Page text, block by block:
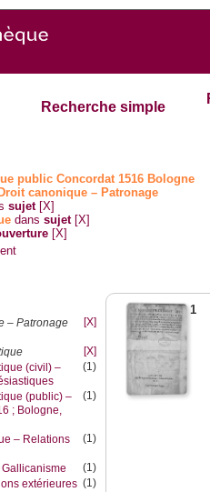
Recherche simple
public Concordat 1516 Bologne
Droit canonique – Patronage
sujet [X]
danssujet [X]
[X]
– Patronage
[X]
[X]
(civil) –
(1)
(public) –
; Bologne,
(1)
– Relations
(1)
Gallicanisme
(1)
extérieures (1)
1